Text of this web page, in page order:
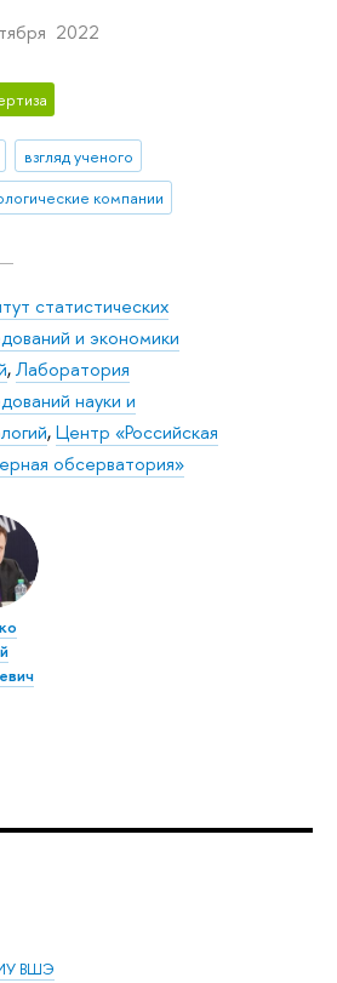
2022
взгляд ученого
компании
статистических
и экономики
,Лаборатория
науки и
,Центр «Российская
обсерватория»
ВШЭ